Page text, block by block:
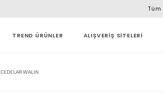
Tüm
TREND ÜRÜNLER ALIŞVERİŞ SİTELERİ
CEDELAR WALIN